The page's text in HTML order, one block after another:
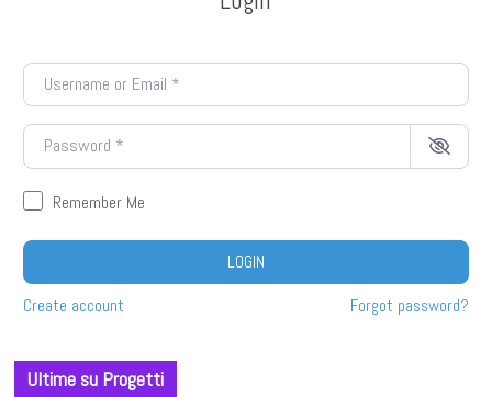
Username or Email
Password
Remember Me
LOGIN
Create account Forgot password?
Ultime su Progetti